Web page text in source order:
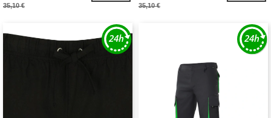
35,10 € 35,10 €